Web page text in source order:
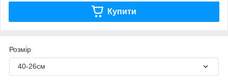
Купити
Розмір
40-26см